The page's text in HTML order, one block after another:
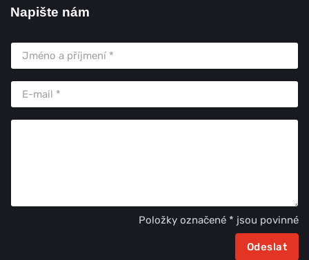
Napište nám
Položky označené * jsou povinné